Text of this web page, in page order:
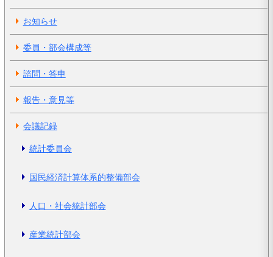
お知らせ
委員・部会構成等
諮問・答申
報告・意見等
会議記録
統計委員会
国民経済計算体系的整備部会
人口・社会統計部会
産業統計部会